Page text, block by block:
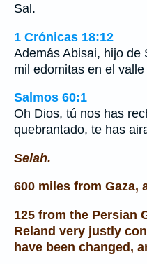
Sal.
1 Crónicas 18:12
Además Abisai, hijo de
mil edomitas en el
Salmos 60:1
Oh Dios, tú nos has
quebrantado, te has
Selah.
600 miles from Gaza,
125 from the Persian
Reland very justly
have been changed,